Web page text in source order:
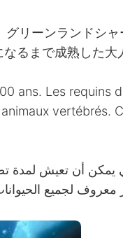
リーンランドシ
るまで成熟した大
ans. Les requins
vertébrés.